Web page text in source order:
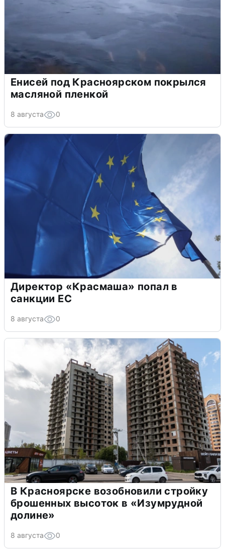
Енисей под Красноярском покрылся
масляной пленкой
8 августа 0
Директор «Красмаша» попал в
санкции ЕС
8 августа 0
В Красноярске возобновили стройку
брошенных высоток в «Изумрудной
долине»
8 августа 0